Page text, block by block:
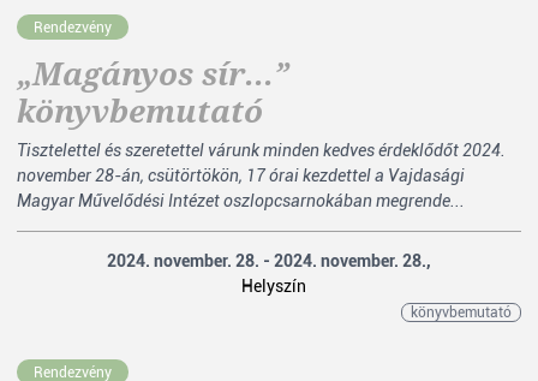
Rendezvény
„Magányos sír...”
könyvbemutató
Tisztelettel és szeretettel várunk minden kedves érdeklődőt 2024.
november 28-án, csütörtökön, 17 órai kezdettel a Vajdasági
Magyar Művelődési Intézet oszlopcsarnokában megrende...
2024. november. 28. - 2024. november. 28.,
Helyszín
könyvbemutató
Rendezvény